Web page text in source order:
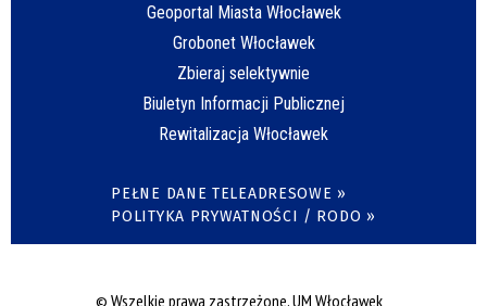
Geoportal Miasta Włocławek
Grobonet Włocławek
Zbieraj selektywnie
Biuletyn Informacji Publicznej
Rewitalizacja Włocławek
PEŁNE DANE TELEADRESOWE »
POLITYKA PRYWATNOŚCI / RODO »
© Wszelkie prawa zastrzeżone, UM Włocławek